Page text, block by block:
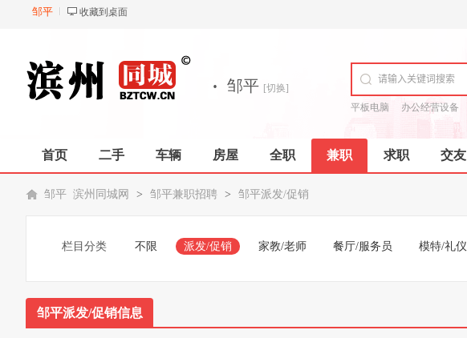
邹平 收藏到桌面
· 邹平 [切换]
平板电脑
办公经营设备
首页 二手 车辆 房屋 全职 兼职 求职 交友
邹平 滨州同城网 > 邹平兼职招聘 > 邹平派发/促销
栏目分类 不限 派发/促销 家教/老师 餐厅/服务员 模特/礼仪
邹平派发/促销信息